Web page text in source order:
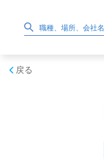
戻る